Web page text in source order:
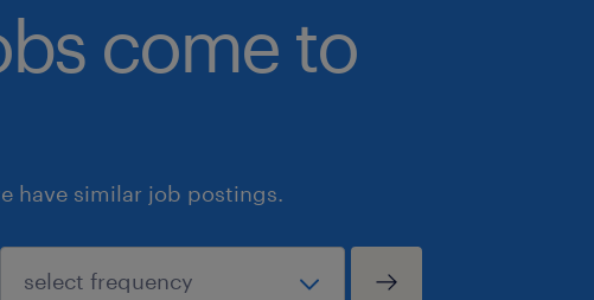
come to
have similar job postings.